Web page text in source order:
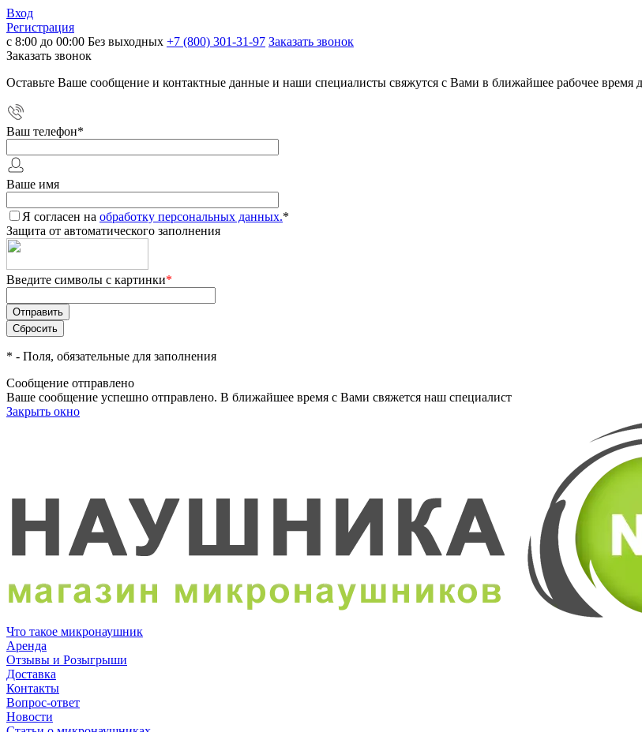
Вход
Регистрация
с 8:00 до 00:00 Без выходных +7 (800) 301-31-97 Заказать звонок
Заказать звонок
Оставьте Ваше сообщение и контактные данные и наши специалисты свяжутся с Вами в ближайшее рабочее время
Ваш телефон*
Ваше имя
Я согласен на обработку персональных данных.*
Защита от автоматического заполнения
Введите символы с картинки*
* - Поля, обязательные для заполнения
Сообщение отправлено
Ваше сообщение успешно отправлено. В ближайшее время с Вами свяжется наш специалист
Закрыть окно
Что такое микронаушник
Аренда
Отзывы и Розыгрыши
Доставка
Контакты
Вопрос-ответ
Новости